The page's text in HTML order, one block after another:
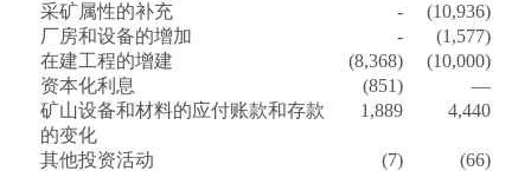
采矿属性的补充
-
(10,936)
厂房和设备的增加
-
(1,577)
在建工程的增建
(8,368)
(10,000)
资本化利息
(851)
—
矿山设备和材料的应付账款和存款
的变化
1,889 4,440
其他投资活动 (7)
(66)